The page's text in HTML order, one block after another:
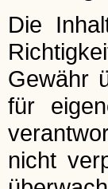
Die
Gewähr
für
nicht